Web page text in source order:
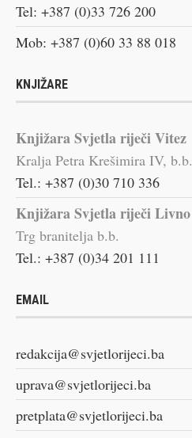
Tel: +387 (0)33 726 200
Mob: +387 (0)60 33 88 018
KNJIŽARE
Knjižara Svjetla riječi Vitez
Kralja Petra Krešimira IV, b.b.
Tel.: +387 (0)30 710 336
Knjižara Svjetla riječi Livno
Trg branitelja b.b.
Tel.: +387 (0)34 201 111
EMAIL
redakcija@svjetlorijeci.ba
uprava@svjetlorijeci.ba
pretplata@svjetlorijeci.ba